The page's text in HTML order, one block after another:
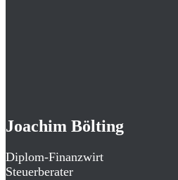
Joachim Bölting
Diplom-Finanzwirt
Steuerberater